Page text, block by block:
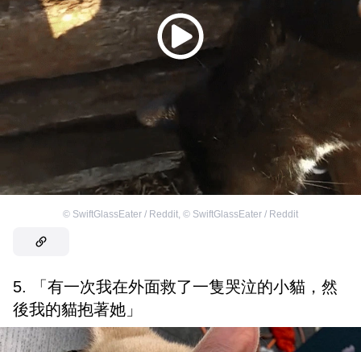
© SwiftGlassEater / Reddit, © SwiftGlassEater / Reddit
5. 「有一次我在外面救了一隻哭泣的小貓，然
後我的貓抱著她」